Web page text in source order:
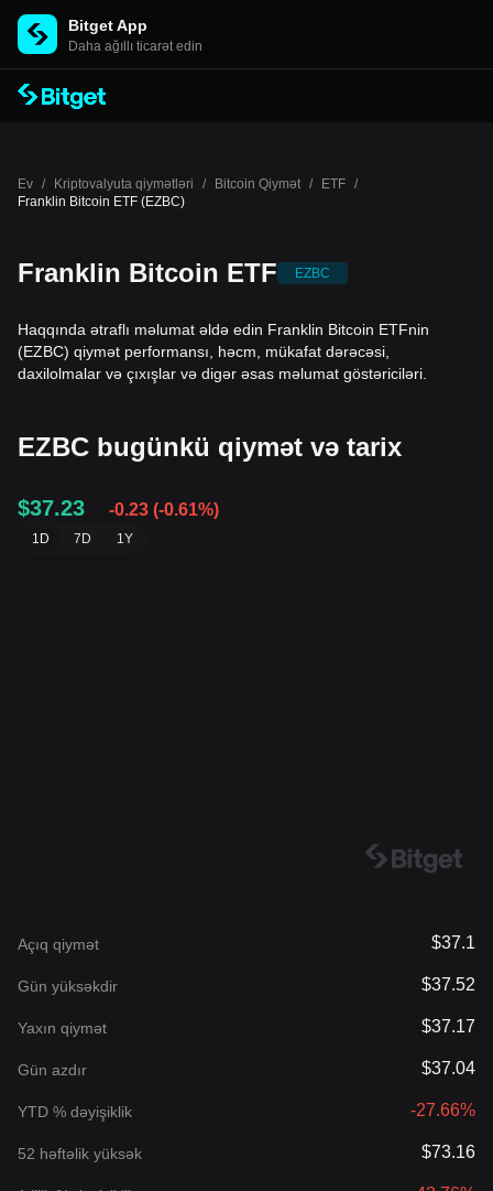
Bitget App
Daha ağıllı ticarət edin
Ev / Kriptovalyuta qiymətləri / Bitcoin Qiymət / ETF /
Franklin Bitcoin ETF (EZBC)
Franklin Bitcoin ETF EZBC
Haqqında ətraflı məlumat əldə edin Franklin Bitcoin ETFnin
(EZBC) qiymət performansı, həcm, mükafat dərəcəsi,
daxilolmalar və çıxışlar və digər əsas məlumat göstəriciləri.
EZBC bugünkü qiymət və tarix
$37.23 -0.23 (-0.61%)
1D 7D 1Y
Açıq qiymət $37.1
Gün yüksəkdir $37.52
Yaxın qiymət $37.17
Gün azdır $37.04
YTD % dəyişiklik -27.66%
52 həftəlik yüksək $73.16